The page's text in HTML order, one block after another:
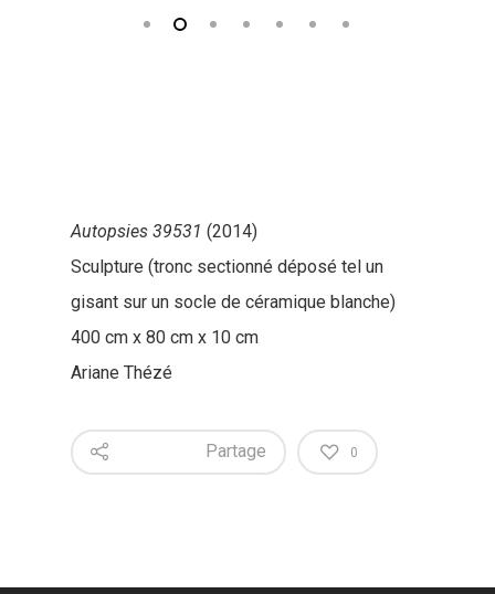
Autopsies 39531 (2014)
Sculpture (tronc sectionné déposé tel un
gisant sur un socle de céramique blanche)
400 cm x 80 cm x 10 cm
Ariane Thézé
Partage 0